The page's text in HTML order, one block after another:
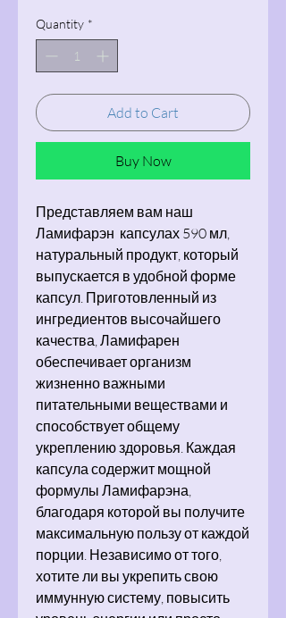
Quantity *
Add to Cart
Buy Now
Представляем вам наш
Ламифарэн капсулах 590 мл,
натуральный продукт, который
выпускается в удобной форме
капсул. Приготовленный из
ингредиентов высочайшего
качества, Ламифарен
обеспечивает организм
жизненно важными
питательными веществами и
способствует общему
укреплению здоровья. Каждая
капсула содержит мощной
формулы Ламифарэна,
благодаря которой вы получите
максимальную пользу от каждой
порции. Независимо от того,
хотите ли вы укрепить свою
иммунную систему, повысить